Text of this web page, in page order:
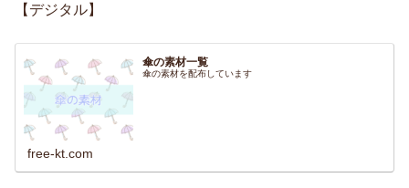
【デジタル】
傘の素材一覧
傘の素材を配布しています
free-kt.com